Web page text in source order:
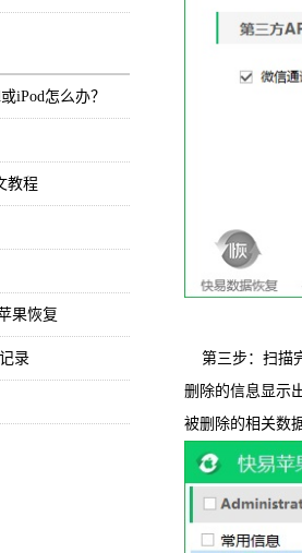
iPod怎么办？
教程
果恢复
录
第三步：扫描
删除的信息显示
被删除的相关数